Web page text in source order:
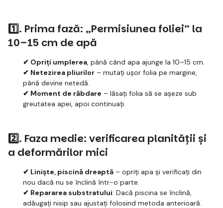
1️⃣. Prima fază: „Permisiunea foliei” la
10–15 cm de apă
✔ Opriți umplerea, până când apa ajunge la 10–15 cm.
✔ Netezirea pliurilor – mutați ușor folia pe margine,
până devine netedă.
✔ Moment de răbdare – lăsați folia să se așeze sub
greutatea apei, apoi continuați.
2️⃣. Faza medie: verificarea planității și
a deformărilor mici
✔ Liniște, piscină dreaptă – opriți apa și verificați din
nou dacă nu se înclină într-o parte.
✔ Repararea substratului: Dacă piscina se înclină,
adăugați nisip sau ajustați folosind metoda anterioară.